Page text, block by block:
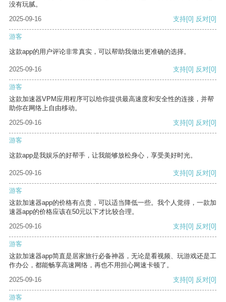
没有玩腻。
2025-09-16
支持[0] 反对[0]
游客
这款app的用户评论非常真实，可以帮助我做出更准确的选择。
2025-09-16 支持[0] 反对[0]
游客
这款加速器VPM应用程序可以给你提供最高速度和安全性的连接，并帮
助你在网络上自由移动。
2025-09-16
支持[0] 反对[0]
游客
这款app是我娱乐的好帮手，让我能够放松身心，享受美好时光。
2025-09-16 支持[0] 反对[0]
游客
这款加速器app的价格有点贵，可以适当降低一些。我个人觉得，一款加
速器app的价格应该在50元以下才比较合理。
2025-09-16
支持[0] 反对[0]
游客
这款加速器app简直是居家旅行必备神器，无论是看视频、玩游戏还是工
作办公，都能畅享高速网络，再也不用担心网速卡顿了。
2025-09-16
支持[0] 反对[0]
游客